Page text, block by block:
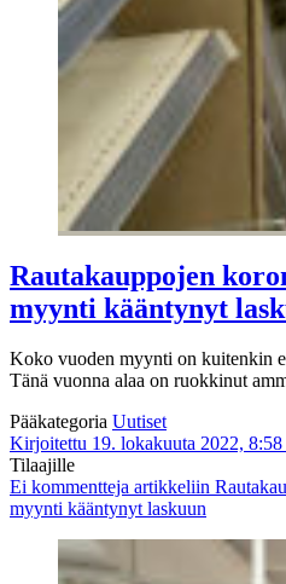
Rautakauppojen
myynti kääntynyt
Koko vuoden myynti on kuitenkin
Tänä vuonna alaa on ruokkinut
Pääkategoria Uutiset
Kirjoitettu 19. lokakuuta 2022, 8:58
Tilaajille
Ei kommentteja artikkeliin
myynti kääntynyt laskuun